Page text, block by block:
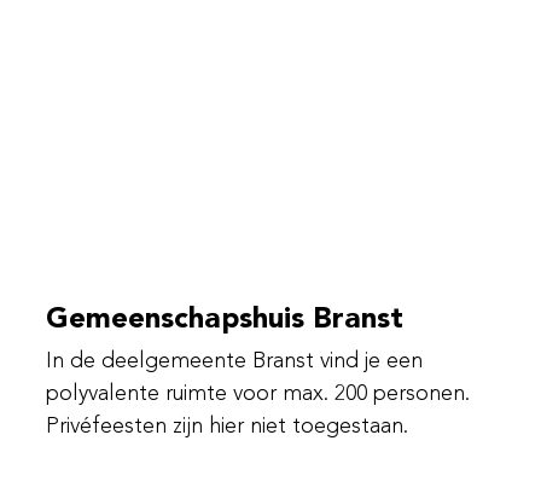
Gemeenschapshuis Branst
In de deelgemeente Branst vind je een
polyvalente ruimte voor max. 200 personen.
Privéfeesten zijn hier niet toegestaan.